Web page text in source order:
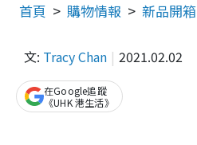
首頁 購物情報 新品開箱
文: Tracy Chan 2021.02.02
在Google追蹤
《UHK 港生活》